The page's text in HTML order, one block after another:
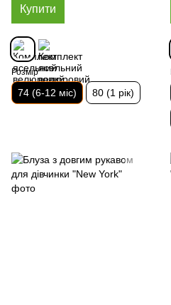
Купити
Розмір
74 (6-12 міс) 80 (1 рік)